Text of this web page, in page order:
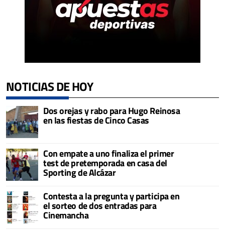
NOTICIAS DE HOY
Dos orejas y rabo para Hugo Reinosa
en las fiestas de Cinco Casas
Con empate a uno finaliza el primer
test de pretemporada en casa del
Sporting de Alcázar
Contesta a la pregunta y participa en
el sorteo de dos entradas para
Cinemancha